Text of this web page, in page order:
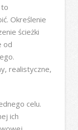
to
Określenie
ścieżki
od
realistyczne,
celu.
ich